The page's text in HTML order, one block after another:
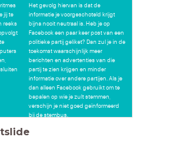
jij te
reeks
Het gevolg hiervan is dat de
informatie je voorgeschoteld krijgt
bijna nooit neutraal is. Heb je op
Facebook een paar keer post van een
politieke partij geliket? Dan zul je in de
toekomst waarschijnlijk meer
berichten en advertenties van die
partij te zien krijgen en minder
informatie over andere partijen. Als je
dan alleen Facebook gebruikt om te
bepalen op wie je zult stemmen,
verschijn je niet goed geïnformeerd
bij de stembus.